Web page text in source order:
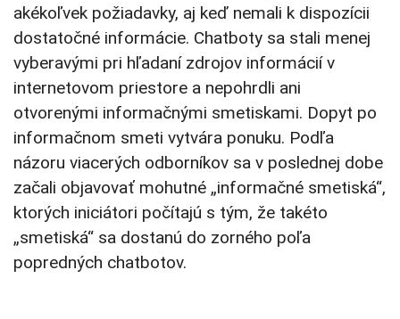
akékoľvek požiadavky, aj keď nemali k dispozícii
dostatočné informácie. Chatboty sa stali menej
vyberavými pri hľadaní zdrojov informácií v
internetovom priestore a nepohrdli ani
otvorenými informačnými smetiskami. Dopyt po
informačnom smeti vytvára ponuku. Podľa
názoru viacerých odborníkov sa v poslednej dobe
začali objavovať mohutné „informačné smetiská“,
ktorých iniciátori počítajú s tým, že takéto
„smetiská“ sa dostanú do zorného poľa
popredných chatbotov.